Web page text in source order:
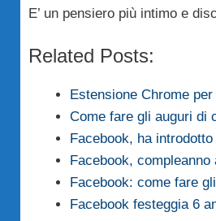
E’ un pensiero più intimo e
Related Posts:
Estensione Chrome
Come fare gli auguri di
Facebook, ha
Facebook,
Facebook: come fare
Facebook festeggia 6